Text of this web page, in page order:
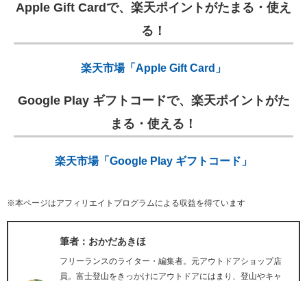
Apple Gift Cardで、楽天ポイントがたまる・使え
る！
楽天市場「Apple Gift Card」
Google Play ギフトコードで、楽天ポイントがた
まる・使える！
楽天市場「Google Play ギフトコード」
※本ページはアフィリエイトプログラムによる収益を得ています
筆者：おかだあきほ
フリーランスのライター・編集者。元アウトドアショップ店
員。富士登山をきっかけにアウトドアにはまり、登山やキャ